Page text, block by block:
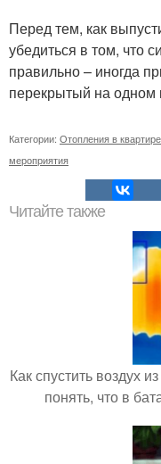
Перед тем, как
убедиться в том, что
правильно – иногда
перекрытый на одном
Категории: Отопления в квартире
мероприятия
Читайте также
Как спустить воздух
понять, что в